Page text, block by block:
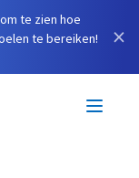
te zien hoe
te bereiken!
×